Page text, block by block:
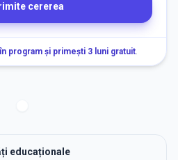
cererea
program și primești 3 luni gratuit.
educaționale